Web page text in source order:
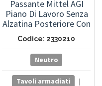
Passante Mittel AGI
Piano Di Lavoro Senza
Alzatina Posteriore Con
Porte Scorrevoli Su Due
Lati - Dimensioni L 100 X
P 70 X H 85 Cm
Codice: 2330210
Neutro
Tavoli armadiati
|